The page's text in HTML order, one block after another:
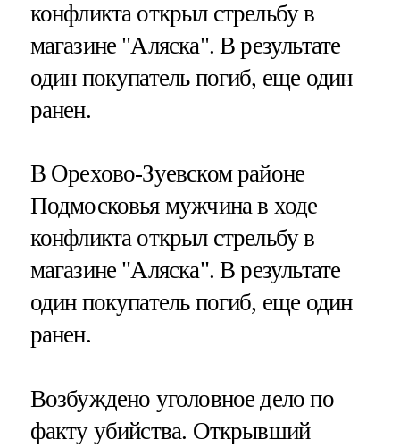
конфликта открыл стрельбу в
магазине "Аляска". В результате
один покупатель погиб, еще один
ранен.
В Орехово-Зуевском районе
Подмосковья мужчина в ходе
конфликта открыл стрельбу в
магазине "Аляска". В результате
один покупатель погиб, еще один
ранен.
Возбуждено уголовное дело по
факту убийства. Открывший